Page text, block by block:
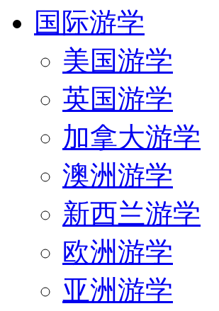
国际游学
美国游学
英国游学
加拿大游学
澳洲游学
新西兰游学
欧洲游学
亚洲游学